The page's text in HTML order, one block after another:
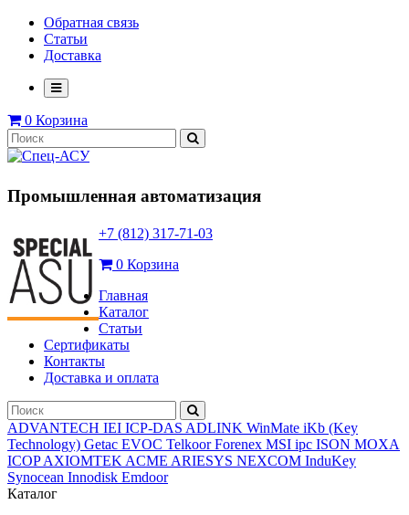
Обратная связь
Статьи
Доставка
0 Корзина
Промышленная автоматизация
+7 (812) 317-71-03
0 Корзина
Главная
Каталог
Статьи
Сертификаты
Контакты
Доставка и оплата
ADVANTECH IEI ICP-DAS ADLINK WinMate iKb (Key
Technology) Getac EVOC TelkoorForenex MSI ipc ISON MOXA
ICOPAXIOMTEK ACME ARIESYS NEXCOM InduKey
Synocean Innodisk Emdoor
Каталог